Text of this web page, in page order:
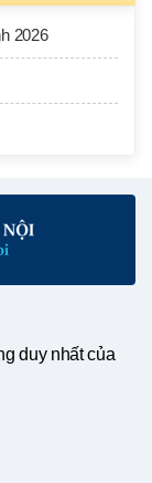
2026
duy nhất của